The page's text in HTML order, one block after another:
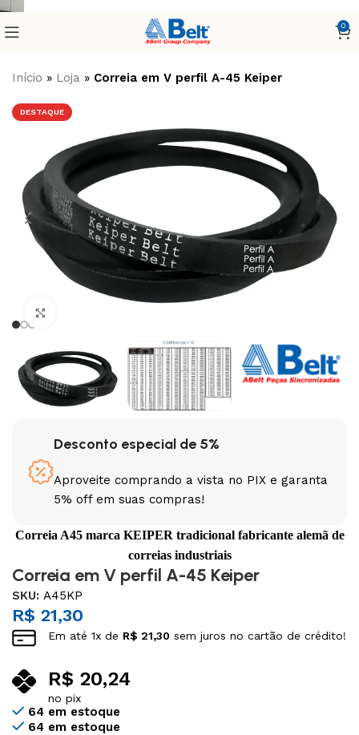
0
Início » Loja » Correia em V perfil A-45 Keiper
DESTAQUE
Desconto especial de 5%
Aproveite comprando a vista no PIX e garanta
5% off em suas compras!
Correia A45 marca KEIPER tradicional fabricante alemã de
correias industriais
Correia em V perfil A-45 Keiper
SKU:A45KP
R$ 21,30
Em até1x de R$ 21,30 sem juros no cartão de crédito!
R$ 20,24
no pix
64 em estoque
64 em estoque